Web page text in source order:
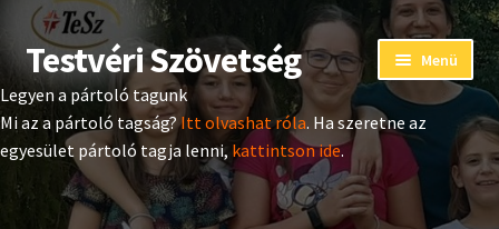
Ugrás
a
navigációhoz
Kilépés
a
tartalomba
Testvéri Szövetség Menü
Eseménynaptár
Adományozás
Legyen a pártoló tagunk
Mi az a pártoló tagság?Itt olvashat róla. Ha szeretne az
egyesület pártoló tagja lenni, kattintson ide.